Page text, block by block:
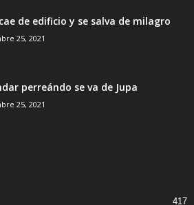
de edificio y se salva de milagro
25, 2021
perreándo se va de Jupa
25, 2021
417